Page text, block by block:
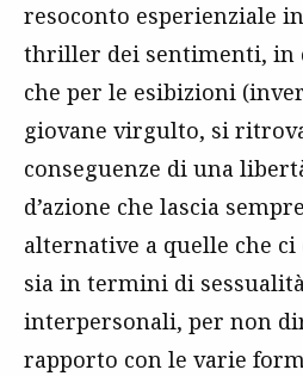
resoconto esperienziale
thriller dei sentimenti, in
che per le esibizioni
giovane virgulto, si
conseguenze di una
d’azione che lascia
alternative a quelle che ci
sia in termini di
interpersonali, per non
rapporto con le varie